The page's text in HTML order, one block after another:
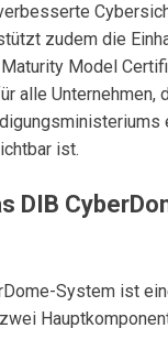
zudem die
Model
alle Unternehmen,
ist.
DIB
System ist